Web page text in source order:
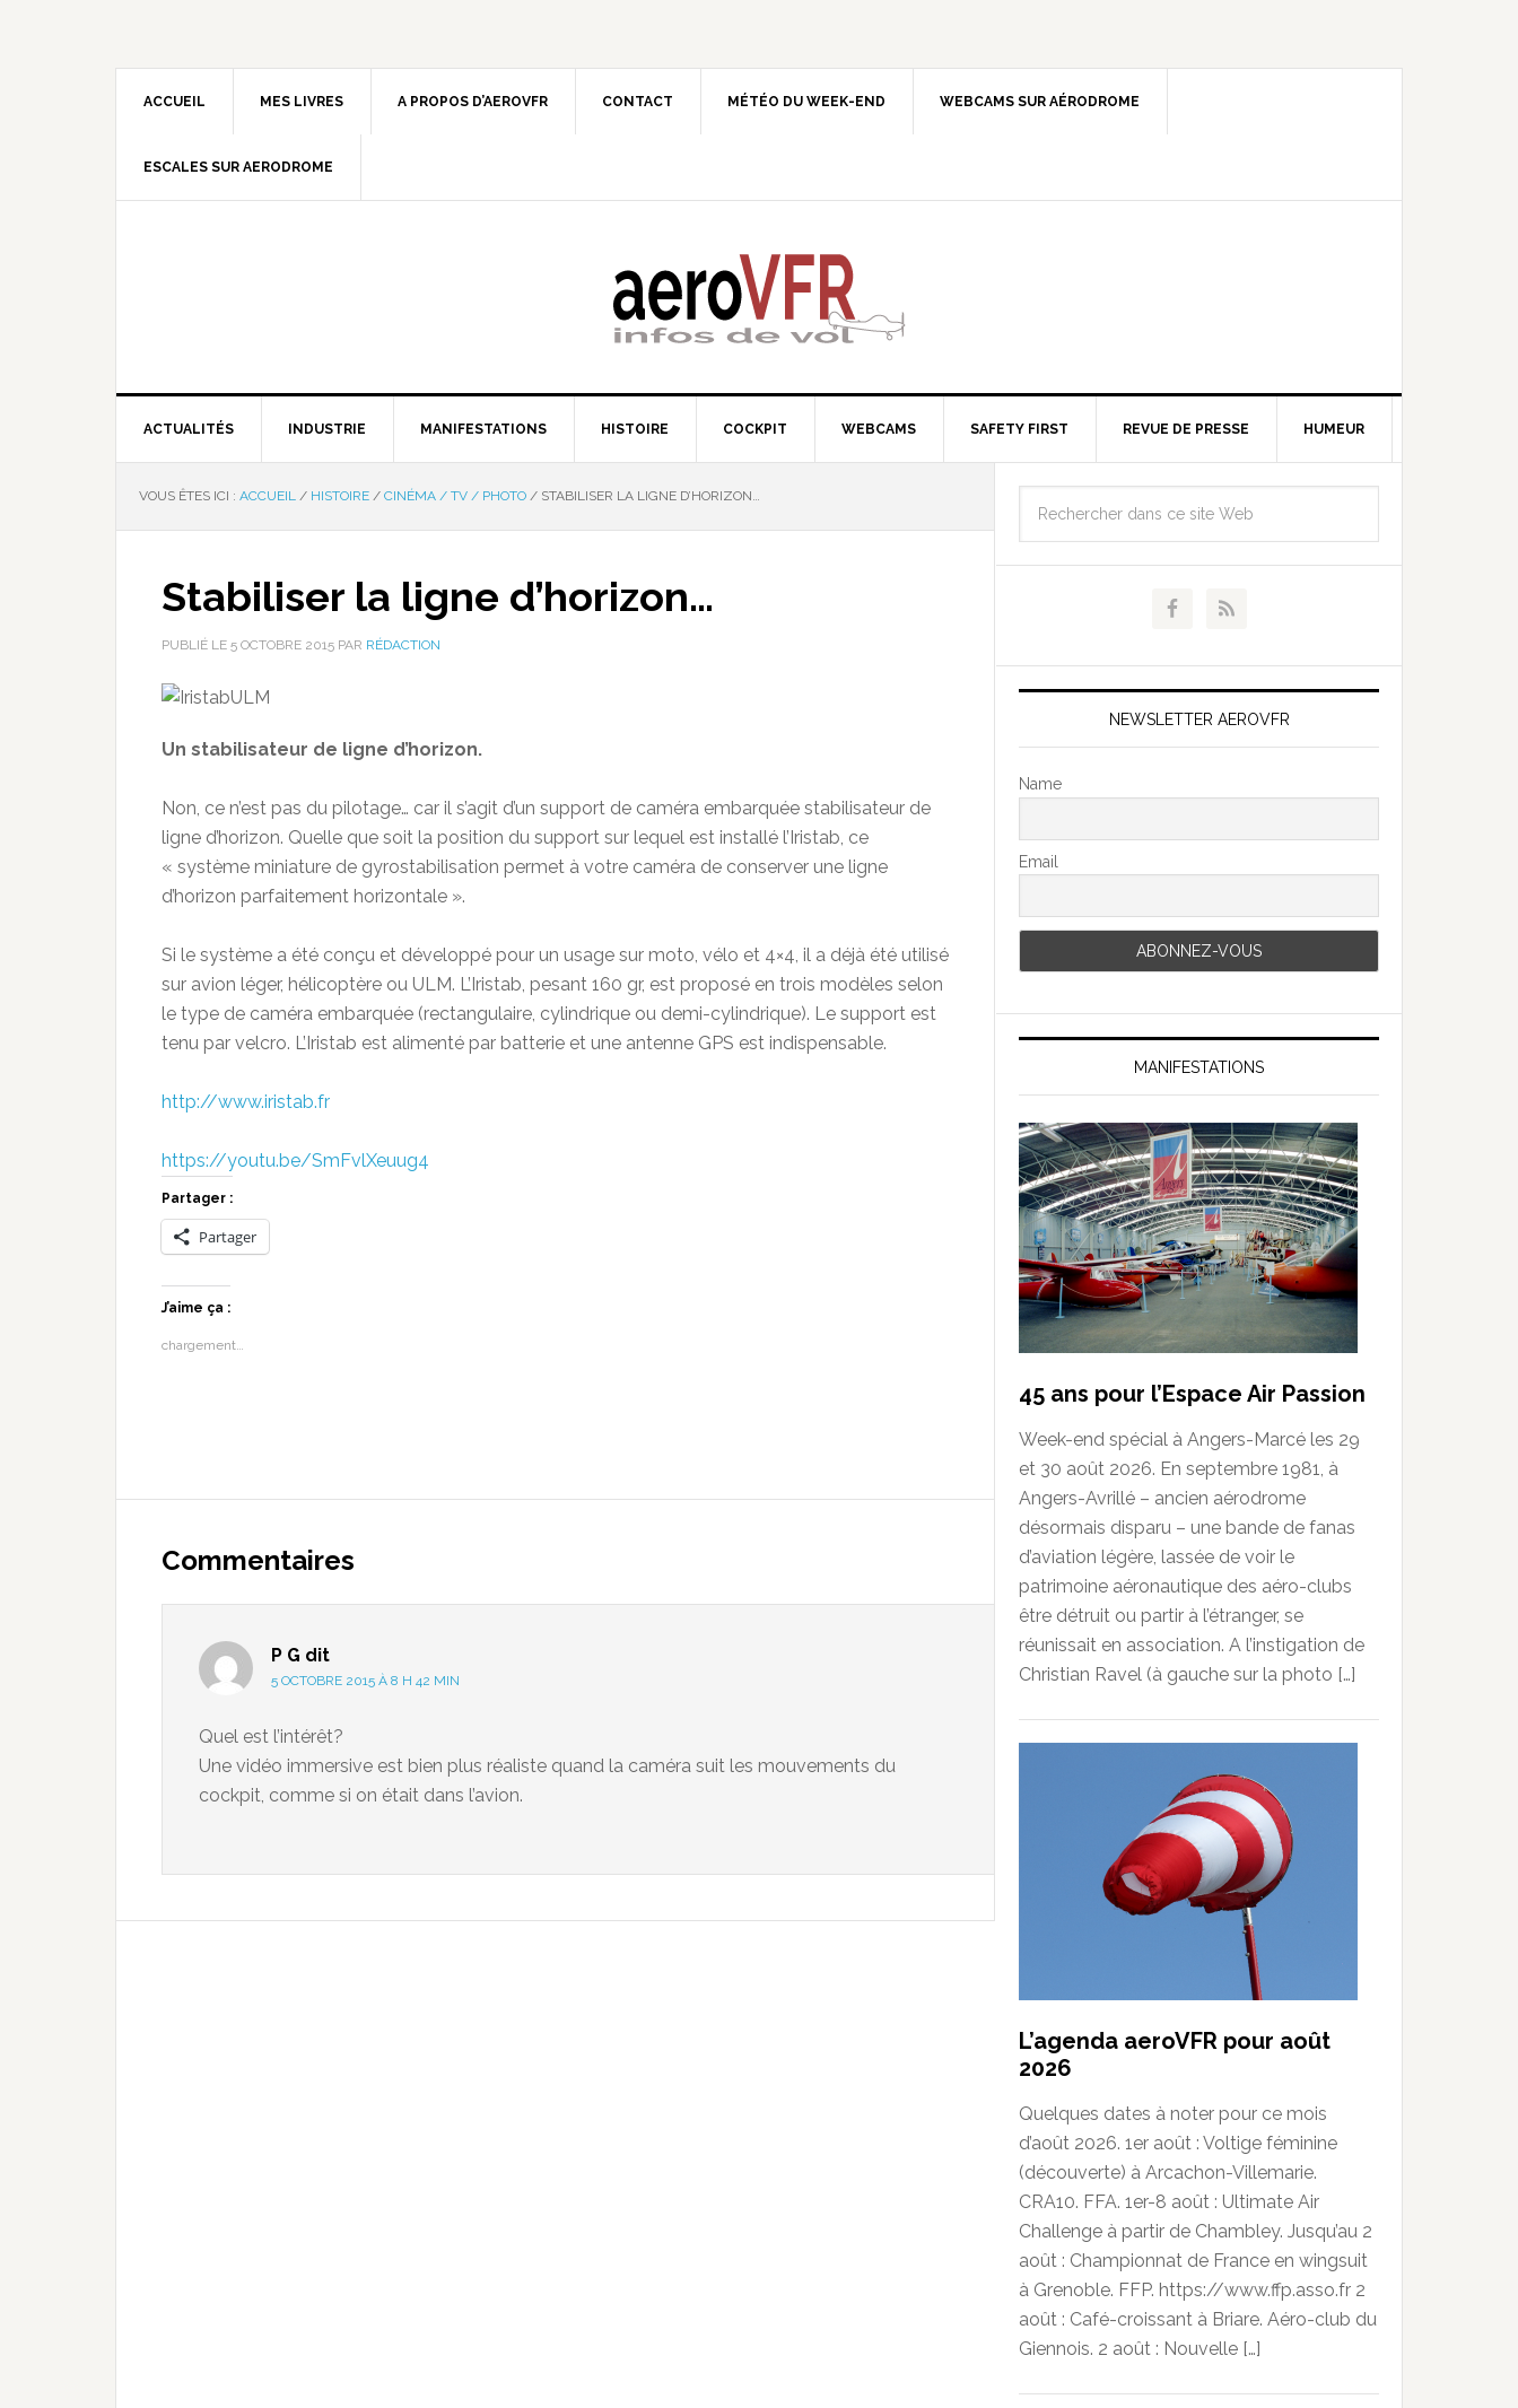
ACCUEIL MES LIVRES A PROPOS D’AEROVFR CONTACT MÉTÉO DU WEEK-END WEBCAMS SUR AÉRODROME
ESCALES SUR AERODROME
ACTUALITÉS INDUSTRIE MANIFESTATIONS HISTOIRE COCKPIT WEBCAMS SAFETY FIRST REVUE DE PRESSE HUMEUR
VOUS ÊTES ICI : ACCUEIL / HISTOIRE / CINÉMA / TV / PHOTO / STABILISER LA LIGNE D’HORIZON…
Stabiliser la ligne d’horizon…
PUBLIÉ LE 5 OCTOBRE 2015 PAR RÉDACTION
Un stabilisateur de ligne d’horizon.
Non, ce n’est pas du pilotage… car il s’agit d’un support de caméra embarquée stabilisateur de
ligne d’horizon. Quelle que soit la position du support sur lequel est installé l’Iristab, ce
« système miniature de gyrostabilisation permet à votre caméra de conserver une ligne
d’horizon parfaitement horizontale ».
Si le système a été conçu et développé pour un usage sur moto, vélo et 4×4, il a déjà été utilisé
sur avion léger, hélicoptère ou ULM. L’Iristab, pesant 160 gr, est proposé en trois modèles selon
le type de caméra embarquée (rectangulaire, cylindrique ou demi-cylindrique). Le support est
tenu par velcro. L’Iristab est alimenté par batterie et une antenne GPS est indispensable.
http://www.iristab.fr
https://youtu.be/SmFvlXeuug4
Partager :
Partager
J’aime ça :
chargement…
Commentaires
P G dit
5 OCTOBRE 2015 À 8 H 42 MIN
Quel est l’intérêt?
Une vidéo immersive est bien plus réaliste quand la caméra suit les mouvements du
cockpit, comme si on était dans l’avion.
NEWSLETTER AEROVFR
Name
Email
MANIFESTATIONS
45 ans pour l’Espace Air Passion
Week-end spécial à Angers-Marcé les 29
et 30 août 2026. En septembre 1981, à
Angers-Avrillé – ancien aérodrome
désormais disparu – une bande de fanas
d’aviation légère, lassée de voir le
patrimoine aéronautique des aéro-clubs
être détruit ou partir à l’étranger, se
réunissait en association. A l’instigation de
Christian Ravel (à gauche sur la photo […]
L’agenda aeroVFR pour août
2026
Quelques dates à noter pour ce mois
d’août 2026. 1er août : Voltige féminine
(découverte) à Arcachon-Villemarie.
CRA10. FFA. 1er-8 août : Ultimate Air
Challenge à partir de Chambley. Jusqu’au 2
août : Championnat de France en wingsuit
à Grenoble. FFP. https://www.ffp.asso.fr 2
août : Café-croissant à Briare. Aéro-club du
Giennois. 2 août : Nouvelle […]